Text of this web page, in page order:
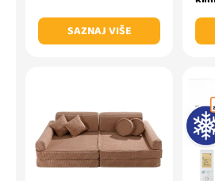
SAZNAJ VIŠE